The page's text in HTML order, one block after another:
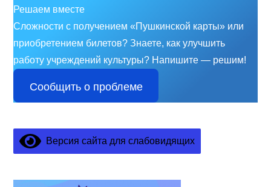
Решаем вместе
Сложности с получением «Пушкинской карты» или
приобретением билетов? Знаете, как улучшить
работу учреждений культуры? Напишите — решим!
Сообщить о проблеме
Версия сайта для слабовидящих